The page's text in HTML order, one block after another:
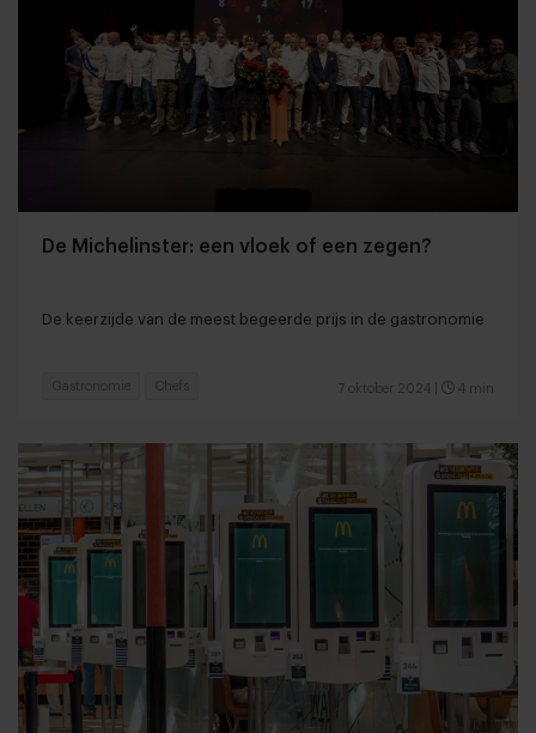
De Michelinster: een vloek of een zegen?
De keerzijde van de meest begeerde prijs in de gastronomie
7 oktober 2024 4 min
Gastronomie Chefs